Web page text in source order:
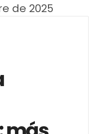
de 2025